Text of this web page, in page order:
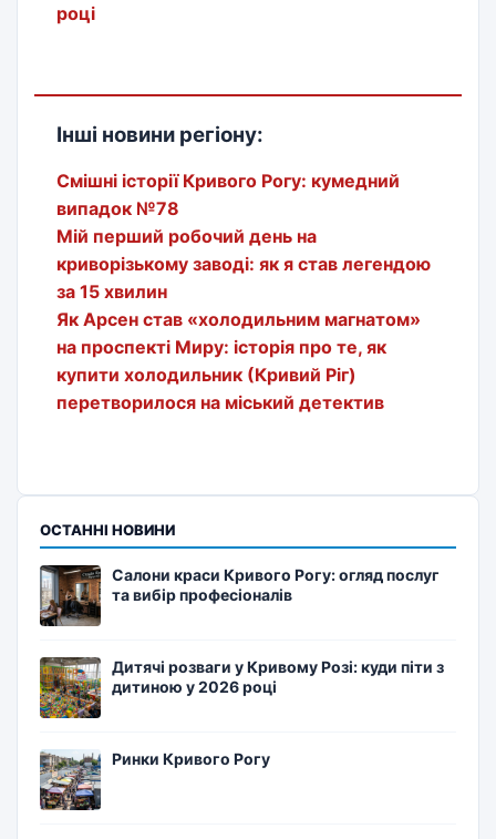
році
Інші новини регіону:
Смішні історії Кривого Рогу: кумедний
випадок №78
Мій перший робочий день на
криворізькому заводі: як я став легендою
за 15 хвилин
Як Арсен став «холодильним магнатом»
на проспекті Миру: історія про те, як
купити холодильник (Кривий Ріг)
перетворилося на міський детектив
ОСТАННІ НОВИНИ
Салони краси Кривого Рогу: огляд послуг
та вибір професіоналів
Дитячі розваги у Кривому Розі: куди піти з
дитиною у 2026 році
Ринки Кривого Рогу